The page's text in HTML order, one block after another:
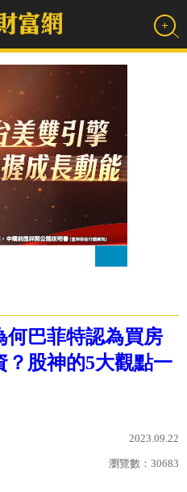
何巴菲特認為買房
？股神的5大觀點一
2023.09.22
瀏覽數： 30683